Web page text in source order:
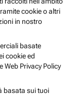
cookie o altri
in nostro
basate
cookie ed
Privacy Policy
basata sui tuoi